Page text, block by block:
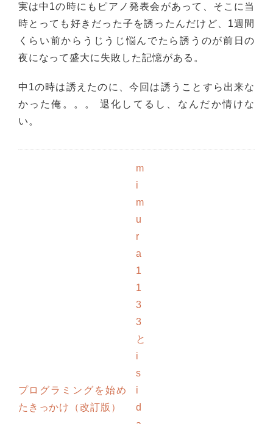
実は中1の時にもピアノ発表会があって、そこに当
時とっても好きだった子を誘ったんだけど、1週間
くらい前からうじうじ悩んでたら誘うのが前日の
夜になって盛大に失敗した記憶がある。
中1の時は誘えたのに、今回は誘うことすら出来な
かった俺。。。 退化してるし、なんだか情けな
い。
プログラミングを始め
たきっかけ（改訂版）
m
i
m
u
r
a
1
1
3
3
と
i
s
i
d